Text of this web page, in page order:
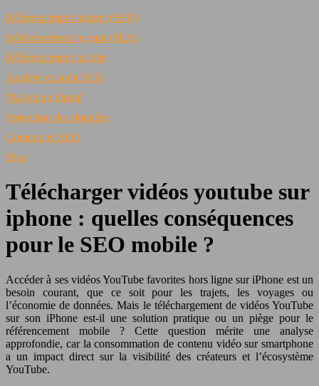
Référencement naturel (SEO)
Référencement payant (SEA)
Référencement mobile
Analyse et audit SEO
Marketing digital
Protection des données
Contenu et SEO
Blog
Télécharger vidéos youtube sur
iphone : quelles conséquences
pour le SEO mobile ?
Accéder à ses vidéos YouTube favorites hors ligne sur iPhone est un
besoin courant, que ce soit pour les trajets, les voyages ou
l’économie de données. Mais le téléchargement de vidéos YouTube
sur son iPhone est-il une solution pratique ou un piège pour le
référencement mobile ? Cette question mérite une analyse
approfondie, car la consommation de contenu vidéo sur smartphone
a un impact direct sur la visibilité des créateurs et l’écosystème
YouTube.